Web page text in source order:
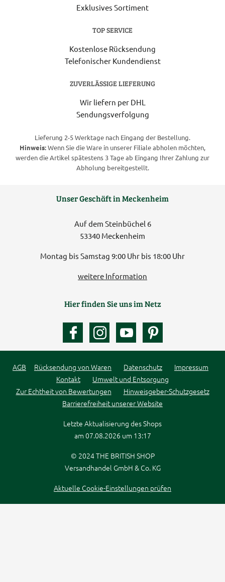
Exklusives Sortiment
TOP SERVICE
Kostenlose Rücksendung
Telefonischer Kundendienst
ZUVERLÄSSIGE LIEFERUNG
Wir liefern per DHL
Sendungsverfolgung
Lieferung 2-5 Werktage nach Eingang der Bestellung.
Hinweis:Wenn Sie die Ware in unserer Filiale abholen möchten,
werden die Artikel spätestens 3 Tage ab Eingang Ihrer Zahlung zur
Abholung bereitgestellt.
Unser Geschäft in Meckenheim
Auf dem Steinbüchel 6
53340 Meckenheim
Montag bis Samstag 9:00 Uhr bis 18:00 Uhr
weitere Information
Hier finden Sie uns im Netz
AGB Rücksendung von Waren Datenschutz
Impressum
Kontakt
Umwelt und Entsorgung
Zur Echtheit von Bewertungen
Hinweisgeber-Schutzgesetz
Barrierefreiheit unserer Website
Aktuelle Cookie-Einstellungen prüfen
Letzte Aktualisierung des Shops
am 07.08.2026 um 13:17
© 2024 THE BRITISH SHOP
Versandhandel GmbH & Co. KG